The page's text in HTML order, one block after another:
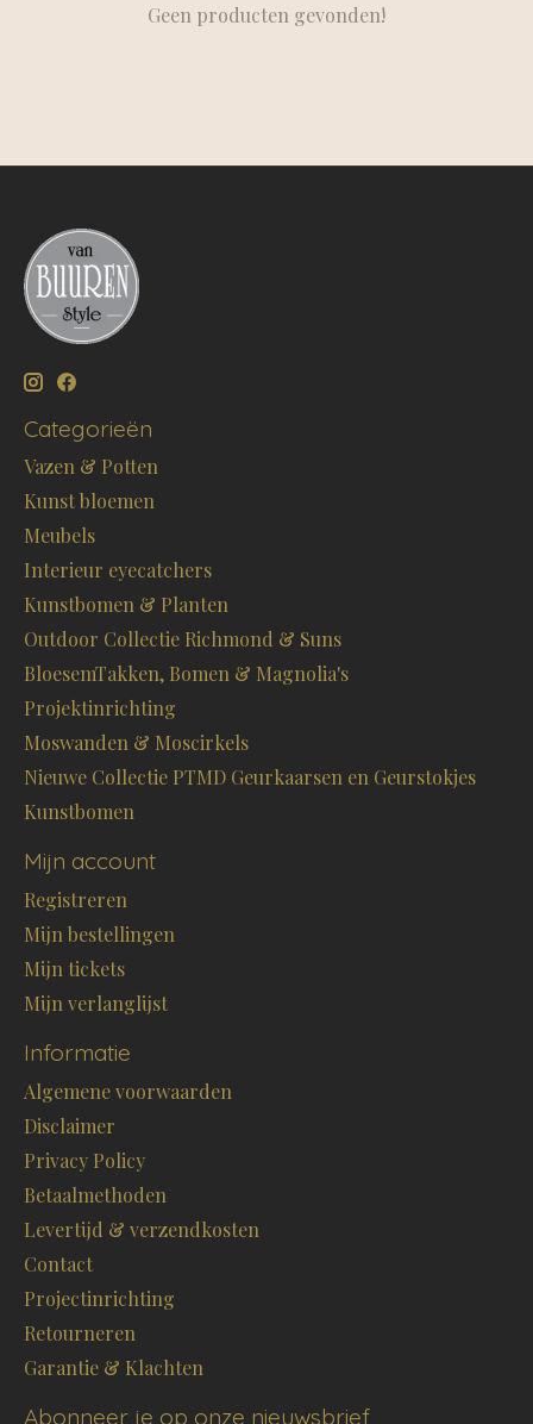
Geen producten gevonden!
Categorieën
Vazen & Potten
Kunst bloemen
Meubels
Interieur eyecatchers
Kunstbomen & Planten
Outdoor Collectie Richmond & Suns
BloesemTakken, Bomen & Magnolia's
Projektinrichting
Moswanden & Moscirkels
Nieuwe Collectie PTMD Geurkaarsen en Geurstokjes
Kunstbomen
Mijn account
Registreren
Mijn bestellingen
Mijn tickets
Mijn verlanglijst
Informatie
Algemene voorwaarden
Disclaimer
Privacy Policy
Betaalmethoden
Levertijd & verzendkosten
Contact
Projectinrichting
Retourneren
Garantie & Klachten
Abonneer je op onze nieuwsbrief